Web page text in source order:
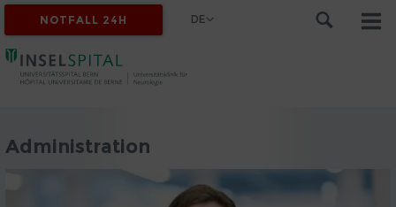
NOTFALL 24H DE
Administration